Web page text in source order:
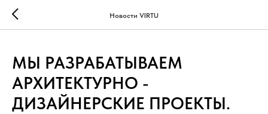
Новости VIRTU
МЫ РАЗРАБАТЫВАЕМ
АРХИТЕКТУРНО -
ДИЗАЙНЕРСКИЕ ПРОЕКТЫ.